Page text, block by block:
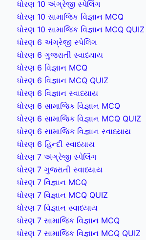
ધોરણ 10 અંગ્રેજી સ્પેલિંગ
ધોરણ 10 સામાજિક વિજ્ઞાન MCQ
ધોરણ 10 સામાજિક વિજ્ઞાન MCQ QUIZ
ધોરણ 6 અંગ્રેજી સ્પેલિંગ
ધોરણ 6 ગુજરાતી સ્વાધ્યાય
ધોરણ 6 વિજ્ઞાન MCQ
ધોરણ 6 વિજ્ઞાન MCQ QUIZ
ધોરણ 6 વિજ્ઞાન સ્વાધ્યાય
ધોરણ 6 સામાજિક વિજ્ઞાન MCQ
ધોરણ 6 સામાજિક વિજ્ઞાન MCQ QUIZ
ધોરણ 6 સામાજિક વિજ્ઞાન સ્વાધ્યાય
ધોરણ 6 હિન્દી સ્વાધ્યાય
ધોરણ 7 અંગ્રેજી સ્પેલિંગ
ધોરણ 7 ગુજરાતી સ્વાધ્યાય
ધોરણ 7 વિજ્ઞાન MCQ
ધોરણ 7 વિજ્ઞાન MCQ QUIZ
ધોરણ 7 વિજ્ઞાન સ્વાધ્યાય
ધોરણ 7 સામાજિક વિજ્ઞાન MCQ
ધોરણ 7 સામાજિક વિજ્ઞાન MCQ QUIZ